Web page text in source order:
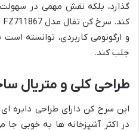
گذارد، بلکه نقش مهمی در سهولت
و ارگونومی کاربردی، توانسته
جلب کند.
طراحی کلی و متریال
این سرخ کن دارای طراحی
در اکثر آشپزخانه ها به خوبی